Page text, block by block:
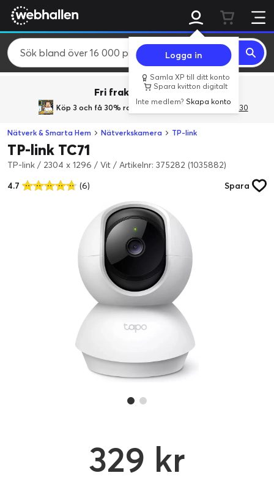
Logga in
Samla XP till ditt konto
Spara kvitton digitalt
Inte medlem?Skapa konto
Fri frakt över 800 kr.
Köp 3 och få 30% rabatt med rabattkoden 3Gives30
Nätverk & Smarta Hem Nätverkskamera TP-link
TP-link TC71
TP-link / 2304 x 1296 / Vit / Artikelnr: 375282 (1035882)
4.7
(6) Spara
329 kr